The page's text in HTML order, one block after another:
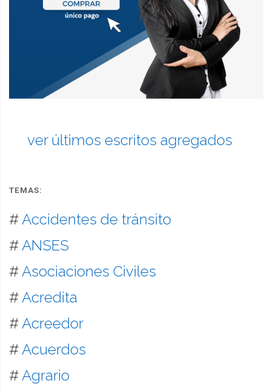
ver últimos escritos agregados
TEMAS:
#Accidentes de tránsito
#ANSES
#Asociaciones Civiles
#Acredita
#Acreedor
#Acuerdos
#Agrario